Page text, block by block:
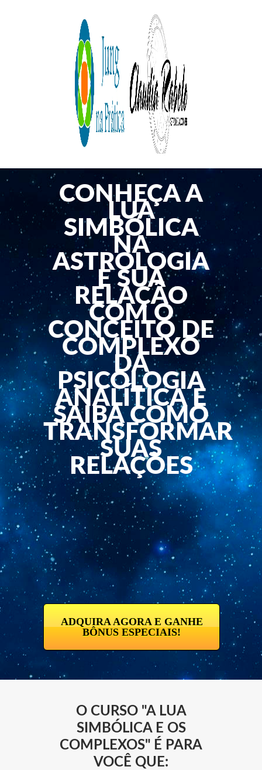
CONHEÇA A
LUA
SIMBÓLICA
NA
ASTROLOGIA
E SUA
RELAÇÃO
COM O
CONCEITO DE
COMPLEXO
DA
PSICOLOGIA
ANALÍTICA E
SAIBA COMO
TRANSFORMAR
SUAS
RELAÇÕES
ADQUIRA AGORA E GANHE
BÔNUS ESPECIAIS!
O CURSO "A LUA
SIMBÓLICA E OS
COMPLEXOS" É PARA
VOCÊ QUE: